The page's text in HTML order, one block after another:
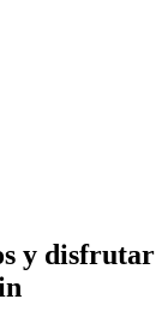
y disfrutar